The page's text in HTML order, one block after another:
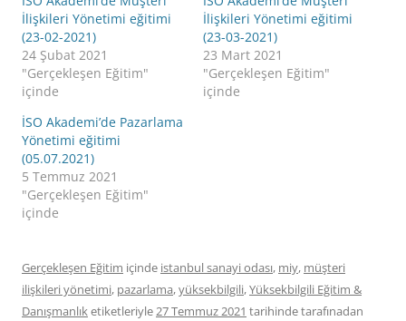
İlişkileri Yönetimi eğitimi
(23-02-2021)
24 Şubat 2021
"Gerçekleşen Eğitim"
içinde
İlişkileri Yönetimi eğitimi
(23-03-2021)
23 Mart 2021
"Gerçekleşen Eğitim"
içinde
İSO Akademi’de Pazarlama
Yönetimi eğitimi
(05.07.2021)
5 Temmuz 2021
"Gerçekleşen Eğitim"
içinde
Gerçekleşen Eğitim içinde istanbul sanayi odası, miy, müşteri
ilişkileri yönetimi, pazarlama,yüksekbilgili,Yüksekbilgili Eğitim &
Danışmanlıketiketleriyle27 Temmuz 2021 tarihindetarafınadan